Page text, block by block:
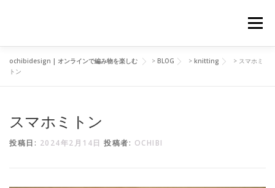
メニュー
ABOUT
SERVICE GALLERY
ochibidesign | オンラインで編み物を楽しむ > BLOG > knitting > スマホミ
トン
スマホミトン
投稿日: 2024年2月14日 投稿者: OCHIBI